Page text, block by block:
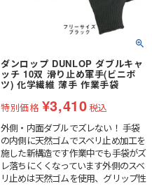
ダンロップ DUNLOP ダブルキャ
ッチ 10双 滑り止め軍手(ビニボ
ツ) 化学繊維 薄手 作業手袋
特別価格 ¥3,410税込
外側・内面ダブルでズレない！ 手袋
の内側に天然ゴムでスベリ止め加工を
施した新構造です作業中でも手袋がズ
レ落ちにくくなっています外側のスベ
リ止めは天然ゴムを使用、グリップ性